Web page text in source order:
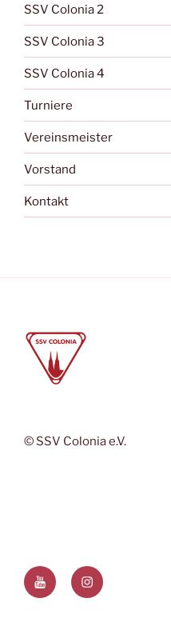
SSV Colonia 2
SSV Colonia 3
SSV Colonia 4
Turniere
Vereinsmeister
Vorstand
Kontakt
© SSV Colonia e.V.
YouTubeInstagram